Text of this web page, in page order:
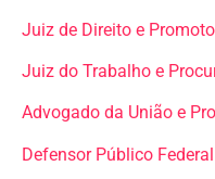
Juiz de Direito e
Juiz do Trabalho e
Advogado da União e
Defensor Público